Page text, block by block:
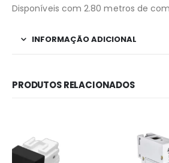
Disponíveis com 2.80 metros de
INFORMAÇÃO ADICIONAL
PRODUTOS RELACIONADOS